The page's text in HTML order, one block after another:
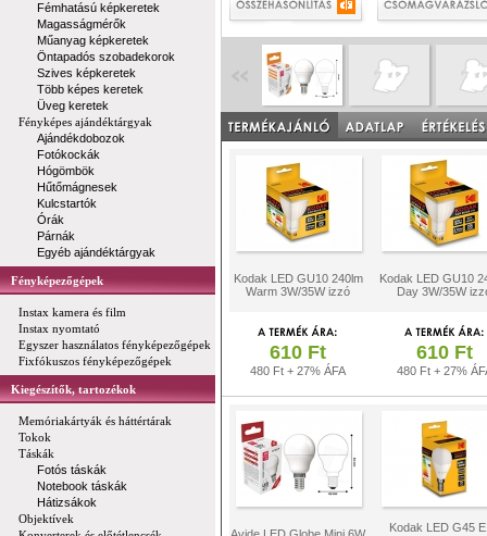
Fémhatású képkeretek
Magasságmérők
Műanyag képkeretek
Öntapadós szobadekorok
Szives képkeretek
Több képes keretek
Üveg keretek
Fényképes ajándéktárgyak
Ajándékdobozok
Fotókockák
Hógömbök
Hűtőmágnesek
Kulcstartók
Órák
Párnák
Egyéb ajándéktárgyak
Fényképezőgépek
Instax kamera és film
Instax nyomtató
Egyszer használatos fényképezőgépek
Fixfókuszos fényképezőgépek
Kiegészítők, tartozékok
Memóriakártyák és háttértárak
Tokok
Táskák
Fotós táskák
Notebook táskák
Hátizsákok
Objektívek
Kodak LED GU10 240lm
Warm 3W/35W izzó
Kodak LED GU10
Day 3W/35W
610 Ft
480 Ft + 27% ÁFA
610 Ft
480 Ft + 27%
Kodak LED G45